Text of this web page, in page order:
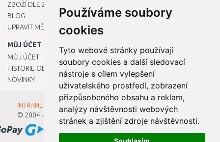
Používáme soubory
cookies
Tyto webové stránky používají
soubory cookies a další sledovací
nástroje s cílem vylepšení
uživatelského prostředí, zobrazení
přizpůsobeného obsahu a reklam,
analýzy návštěvnosti webových
stránek a zjištění zdroje návštěvnosti.
ZBOŽÍ DLE ZNAČEK
BLOG
UPRAVIT MÉ PŘEDVOLBY COOKIES
MŮJ ÚČET
MŮJ ÚČET
HISTORIE OBJEDNÁVEK
NOVINKY
INTRANET - Přihlášení pro zaměstnance
© 2004 - 2026
Kamody s.r.o.